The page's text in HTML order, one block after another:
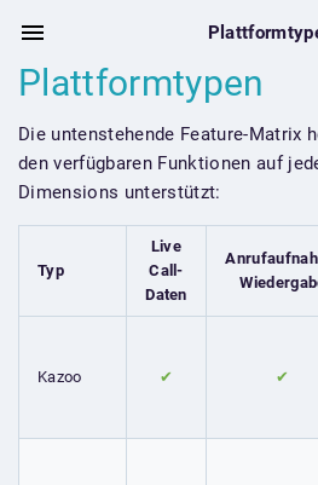
Plattformtypen
Die untenstehende Feature-Matrix
den verfügbaren Funktionen auf
Dimensions unterstützt:
Typ
Live
Call-
Daten
Kazoo ✔ ✔